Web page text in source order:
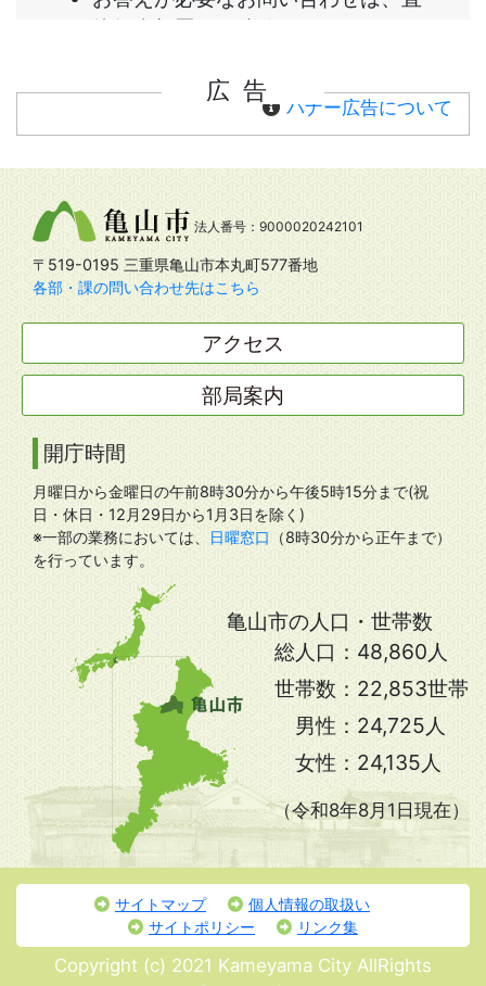
広告
バナー広告について
法人番号：9000020242101
〒519-0195 三重県亀山市本丸町577番地
各部・課の問い合わせ先はこちら
アクセス
部局案内
開庁時間
月曜日から金曜日の午前8時30分から午後5時15分まで(祝
日・休日・12月29日から1月3日を除く)
※一部の業務においては、
日曜窓口
（8時30分から正午まで）
を行っています。
亀山市の人口・世帯数
総人口： 48,860人
世帯数： 22,853世帯
男性： 24,725人
女性： 24,135人
（令和8年8月1日現在）
サイトマップ
個人情報の取扱い
サイトポリシー
リンク集
Copyright (c) 2021 Kameyama City AllRights